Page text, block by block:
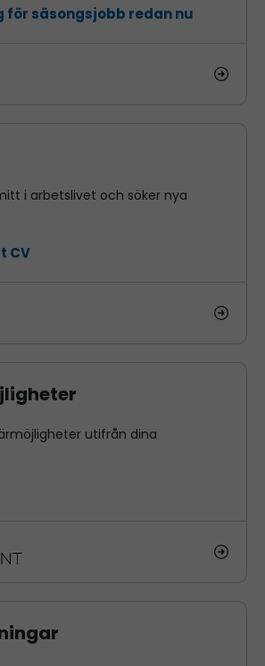
för säsongsjobb redan nu
i arbetslivet och söker nya
CV
utifrån dina